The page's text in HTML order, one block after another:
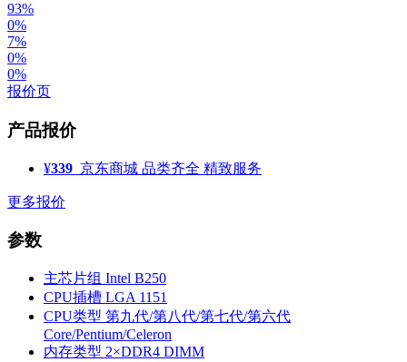
93%
0%
7%
0%
0%
报价页
产品报价
¥339 京东商城 品类齐全 精致服务
更多报价
参数
主芯片组 Intel B250
CPU插槽 LGA 1151
CPU类型 第九代/第八代/第七代/第六代
Core/Pentium/Celeron
内存类型 2×DDR4 DIMM